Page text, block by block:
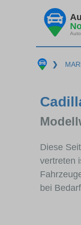
❯
Diese
vertreten
bei